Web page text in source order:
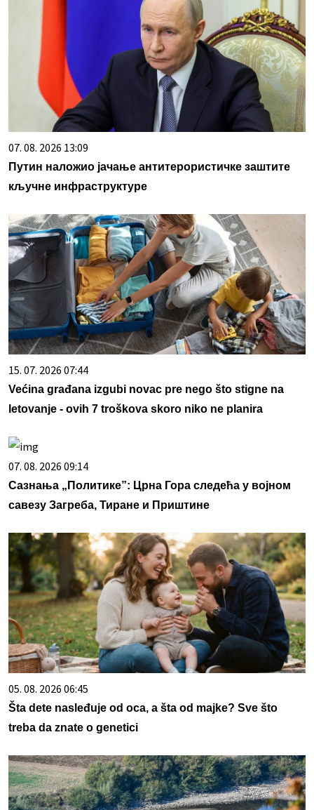
07. 08. 2026 13:09
Путин наложио јачање антитерористичке заштите
кључне инфраструктуре
15. 07. 2026 07:44
Većina građana izgubi novac pre nego što stigne na
letovanje - ovih 7 troškova skoro niko ne planira
07. 08. 2026 09:14
Сазнања „Политике”: Црна Гора следећа у војном
савезу Загреба, Тиране и Приштине
05. 08. 2026 06:45
Šta dete nasleđuje od oca, a šta od majke? Sve što
treba da znate o genetici